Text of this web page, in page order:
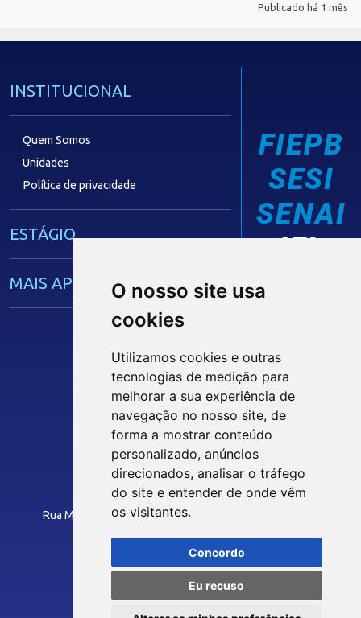
O nosso site usa
cookies
Utilizamos cookies e outras
tecnologias de medição para
melhorar a sua experiência de
navegação no nosso site, de
forma a mostrar conteúdo
personalizado, anúncios
direcionados, analisar o tráfego
do site e entender de onde vêm
os visitantes.
Concordo
Eu recuso
Publicado há 1 mês
INSTITUCIONAL
Quem Somos
Unidades
Política de privacidade
ESTÁGIO
MAIS APRENDIZ
CAPACITAÇÃO EMPRESARIAL
OPORTUNIDADES
FIEPB
SESI
SENAI
IEL
Siga nossas Redes Sociais
INTRANET
Instituto Euvaldo Lodi - Paraíba
Rua Manoel Gonçalves Guimarães, 195 - José Pinheiro
Como Chegar
© 2026 FIEPB